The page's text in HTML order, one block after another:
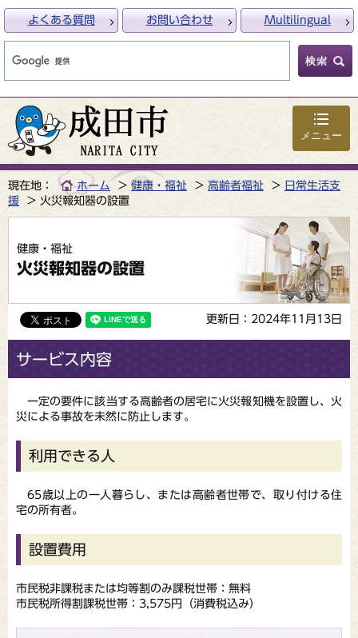
メニュー
よくある質問 お問い合わせ Multilingual
現在地： ホーム 健康・福祉 高齢者福祉
日常生活支
援
火災報知器の設置
健康・福祉
火災報知器の設置
更新日：2024年11月13日
サービス内容
一定の要件に該当する高齢者の居宅に火災報知機を設置し、火
災による事故を未然に防止します。
利用できる人
65歳以上の一人暮らし、または高齢者世帯で、取り付ける住
宅の所有者。
設置費用
市民税非課税または均等割のみ課税世帯：無料
市民税所得割課税世帯：3,575円（消費税込み）